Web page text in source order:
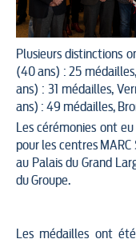
Plusieurs distinctions
(40 ans) : 25
ans) : 31 médailles,
ans) : 49 médailles,
Les cérémonies ont
pour les centres
au Palais du Grand
du Groupe.
Les médailles ont